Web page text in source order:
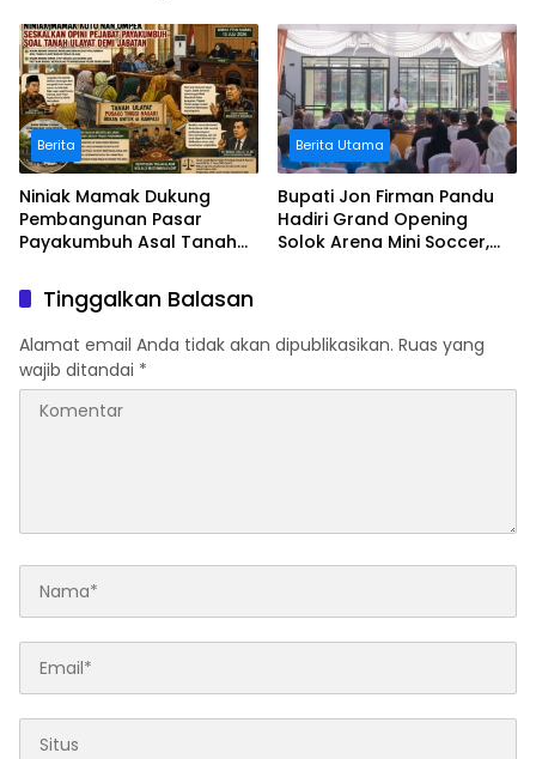
dan Pemulihan
Pascabencana
Berita
Niniak Mamak Dukung
Pembangunan Pasar
Payakumbuh Asal Tanah
Berita Utama
Bupati Jon Firman Pandu
Hadiri Grand Opening
Solok Arena Mini Soccer,
Tinggalkan Balasan
Alamat email Anda tidak akan dipublikasikan. Ruas yang
wajib ditandai *